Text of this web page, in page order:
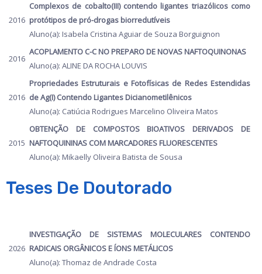
2016
Complexos de cobalto(III) contendo ligantes triazólicos como
protótipos de pró-drogas biorredutíveis
Aluno(a): Isabela Cristina Aguiar de Souza Borguignon
2016
ACOPLAMENTO C-C NO PREPARO DE NOVAS NAFTOQUINONAS
Aluno(a): ALINE DA ROCHA LOUVIS
2016
Propriedades Estruturais e Fotofísicas de Redes Estendidas
de Ag(I) Contendo Ligantes Dicianometilênicos
Aluno(a): Catiúcia Rodrigues Marcelino Oliveira Matos
2015
OBTENÇÃO DE COMPOSTOS BIOATIVOS DERIVADOS DE
NAFTOQUININAS COM MARCADORES FLUORESCENTES
Aluno(a): Mikaelly Oliveira Batista de Sousa
Teses De Doutorado
2026
INVESTIGAÇÃO DE SISTEMAS MOLECULARES CONTENDO
RADICAIS ORGÂNICOS E ÍONS METÁLICOS
Aluno(a): Thomaz de Andrade Costa